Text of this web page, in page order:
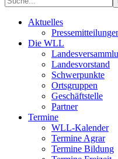
Aktuelles
Die WLL
Landesvorstand
Schwerpunkte
Ortsgruppen
Geschäftstelle
Partner
Termine
WLL-Kalender
Termine Agrar
Termine Bildung